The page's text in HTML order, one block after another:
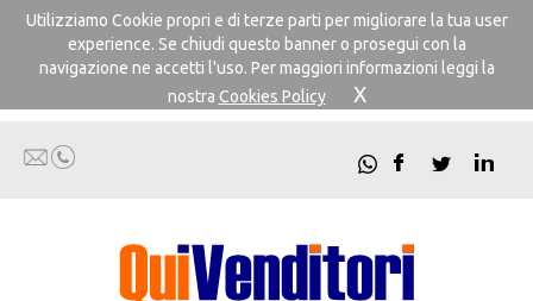
Utilizziamo Cookie propri e di terze parti per migliorare la tua user
experience. Se chiudi questo banner o prosegui con la
navigazione ne accetti l'uso. Per maggiori informazioni leggi la
nostra Cookies Policy X